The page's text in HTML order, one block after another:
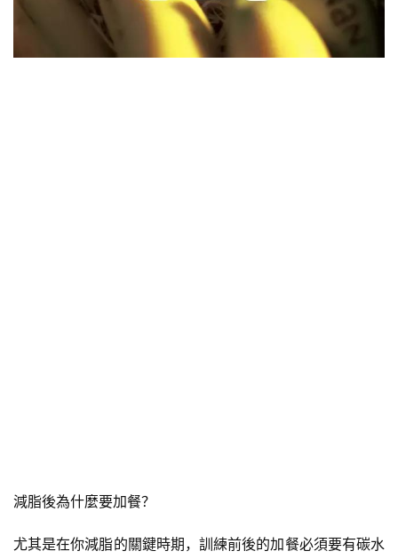
減脂後為什麼要加餐？
尤其是在你減脂的關鍵時期，訓練前後的加餐必須要有碳水